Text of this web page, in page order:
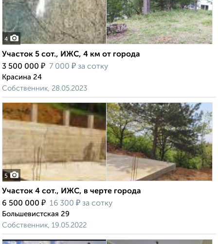
4
Участок 5 сот., ИЖС, 4 км от города
3 500 000 ₽ 7 000 ₽ за сотку
Красина 24
Собственник, 28.05.2023
5
Участок 4 сот., ИЖС, в черте города
6 500 000 ₽ 16 300 ₽ за сотку
Большевистская 29
Собственник, 19.05.2022